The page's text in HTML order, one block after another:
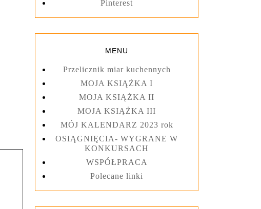
Pinterest
MENU
Przelicznik miar kuchennych
MOJA KSIĄŻKA I
MOJA KSIĄŻKA II
MOJA KSIĄŻKA III
MÓJ KALENDARZ 2023 rok
OSIĄGNIĘCIA- WYGRANE W
KONKURSACH
WSPÓŁPRACA
Polecane linki